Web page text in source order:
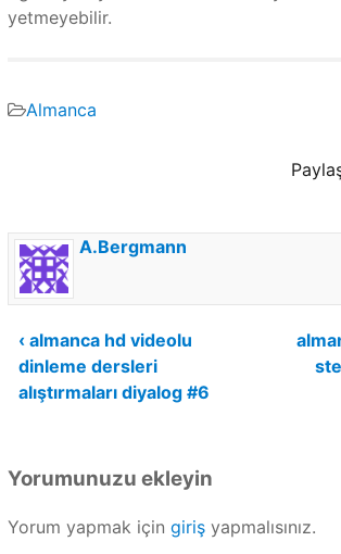
yetmeyebilir.
Almanca
A.Bergmann
Yazı
gezinmesi
‹ almanca hd videolu
dinleme dersleri
alıştırmaları diyalog #6
Yorumunuzu ekleyin
Yorum yapmak için girişyapmalısınız.